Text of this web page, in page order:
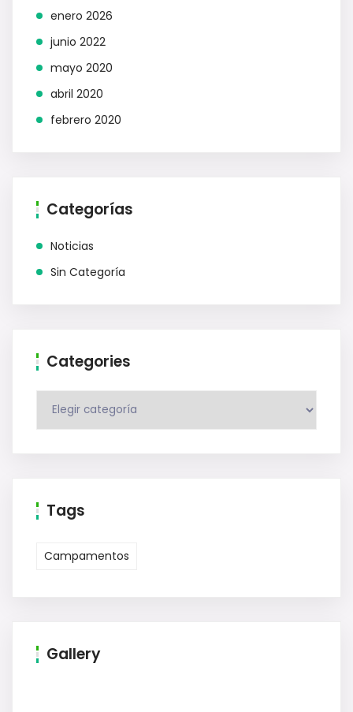
enero 2026
junio 2022
mayo 2020
abril 2020
febrero 2020
Categorías
Noticias
Sin Categoría
Categories
Tags
Campamentos
Gallery